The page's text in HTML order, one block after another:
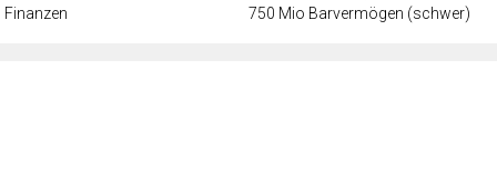
Finanzen
750 Mio Barvermögen (schwer)